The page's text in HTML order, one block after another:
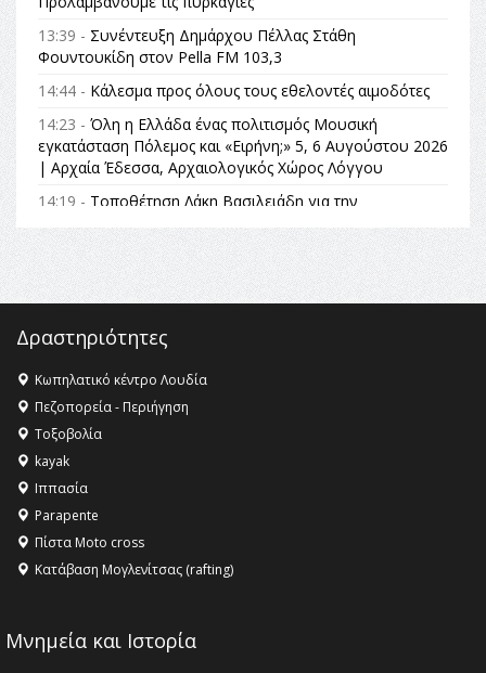
13:39 - Συνέντευξη Δημάρχου Πέλλας Στάθη
Φουντουκίδη στον Pella FM 103,3
14:44 - Κάλεσμα προς όλους τους εθελοντές αιμοδότες
14:23 - Όλη η Ελλάδα ένας πολιτισμός Μουσική
εγκατάσταση Πόλεμος και «Ειρήνη;» 5, 6 Αυγούστου 2026
| Αρχαία Έδεσσα, Αρχαιολογικός Χώρος Λόγγου
14:19 - Τοποθέτηση Λάκη Βασιλειάδη για την
Αναθεώρηση του Συντάγματος: «Σε τέτοιες κορυφαίες
θεσμικές διαδικασίες υπάρχει μόνο η ευθύνη απέναντι
στις επόμενες γενιές»
16:35 -Το πρόγραμμα του ΠΑΟΚ στον δεύτερο γύρο του
16:27 - Όλυμπος: Εντάχθηκε στον Κατάλογο Παγκόσμιας
Κληρονομιάς της UNESCO – Ομόφωνη η απόφαση Ο
Όλυμπος αναγνωρίστηκε ως φυσικό και πολιτιστικό
αγαθό εξέχουσας οικουμενικής αξίας για την
ανθρωπότητα
16:18 -
ΣΤΗΝ ΕΔΕΣΣΑ
Δραστηριότητες
Κωπηλατικό κέντρο Λουδία
Πεζοπορεία - Περιήγηση
Τοξοβολία
kayak
Ιππασία
Parapente
Πίστα Moto cross
Κατάβαση Μογλενίτσας (rafting)
Μνημεία και Ιστορία